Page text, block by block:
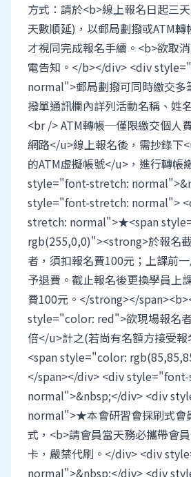
方式：請於<b>線上報名日起三
天數順延)，以郵局劃撥或ATM轉
才視同完成報名手續。<b>欲取
電告知。</b></div> <div
normal">郵局劃撥可同時繳交多
撥單通訊欄內詳列活動名稱、姓
<br /> ATM轉帳─僅限繳交個人
網路</u>線上報名後，需抄錄下
的ATM虛擬帳號</u>，進行轉帳
style="font-stretch:
style="font-stretch: normal">
stretch: normal">★<span
rgb(255,0,0)"><strong>於報名
者，須扣報名費100元；上課前
予退費。截止報名後更換學員上
費100元。</strong></
style="color: red">欲現場報名
倍</u>計之(若尚有名額方接受
<span style="color:
</span></div> <div
normal">&nbsp;</div> <div
normal">★本會研習會採刷式會
式，<b>請會員當天務必攜帶會
卡，嚴禁代刷。</div> <div
normal">&nbsp;</div> <div